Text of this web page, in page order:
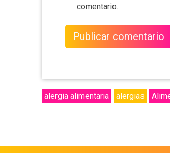
comentario.
alergia alimentaria alergias